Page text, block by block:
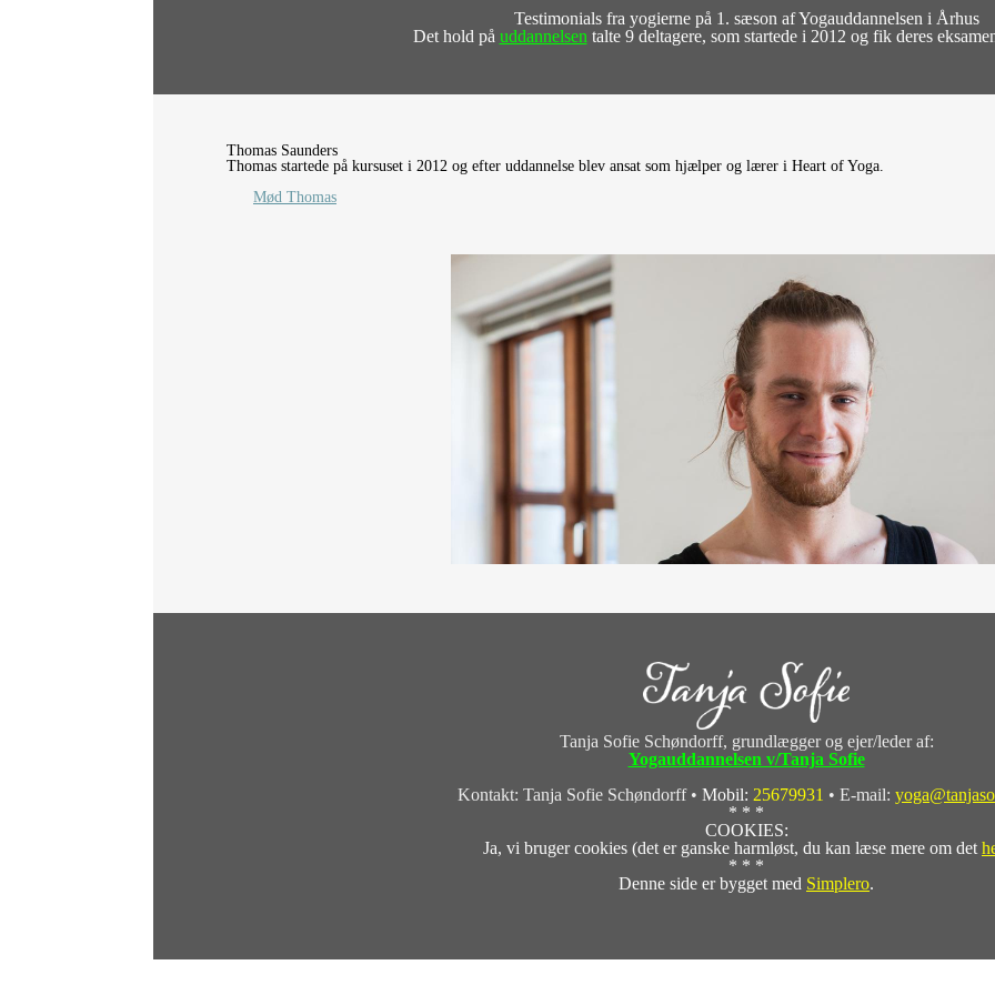
Testimonials fra yogierne på 1. sæson af Yogauddannelsen i Århus
Det hold på uddannelsen talte 9 deltagere, som startede i 2012 og fik deres
Thomas Saunders
Thomas startede på kursuset i 2012 og efter uddannelse blev ansat som hjælper og lærer i Heart of Yoga.
Mød Thomas
Tanja Sofie Schøndorff, grundlægger og ejer/leder af:
Yogauddannelsen v/Tanja Sofie
Kontakt: Tanja Sofie Schøndorff • Mobil: 25679931 • E-mail:
* * *
COOKIES:
Ja, vi bruger cookies (det er ganske harmløst, du kan læse mere om det
* * *
Denne side er bygget med Simplero.